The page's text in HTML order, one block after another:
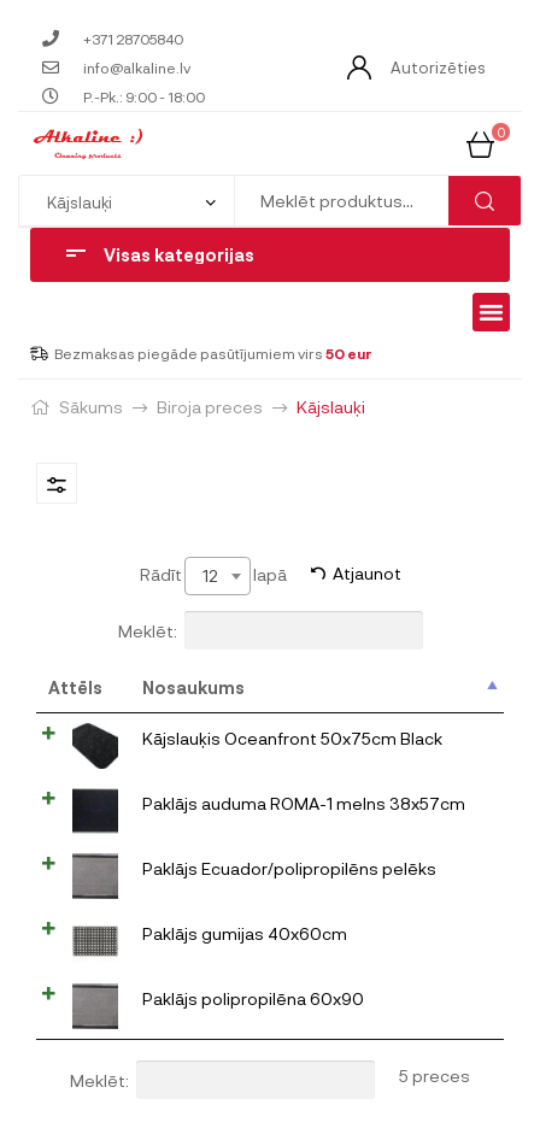
+371 28705840
info@alkaline.lv
P.-Pk.: 9:00 - 18:00
Autorizēties
0
Visas kategorijas
Bezmaksas piegāde pasūtījumiem virs 50 eur
Sākums Biroja preces Kājslauķi
Rādīt 12 lapā Atjaunot
Meklēt:
Attēls Nosaukums
Kājslauķis Oceanfront 50x75cm Black
Paklājs auduma ROMA-1 melns 38x57cm
Paklājs Ecuador/polipropilēns pelēks
Paklājs gumijas 40x60cm
Paklājs polipropilēna 60x90
Meklēt: 5 preces